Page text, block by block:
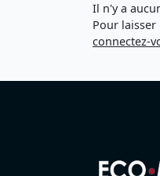
Il n'y a
Pour
connectez-